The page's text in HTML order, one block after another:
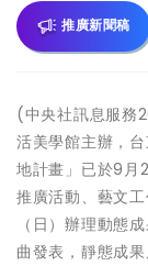
推廣新聞稿
(中央社訊息服務
活美學館主辦，台
地計畫」已於9月
推廣活動、藝文
（日）辦理動態
曲發表，靜態成